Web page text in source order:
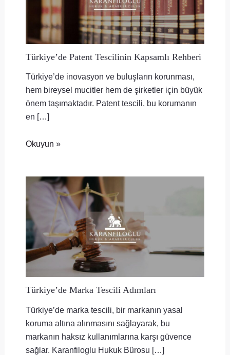
Türkiye’de Patent Tescilinin Kapsamlı Rehberi
Türkiye’de inovasyon ve buluşların korunması,
hem bireysel mucitler hem de şirketler için büyük
önem taşımaktadır. Patent tescili, bu korumanın
en […]
Okuyun »
Türkiye’de Marka Tescili Adımları
Türkiye’de marka tescili, bir markanın yasal
koruma altına alınmasını sağlayarak, bu
markanın haksız kullanımlarına karşı güvence
sağlar. Karanfiloglu Hukuk Bürosu […]